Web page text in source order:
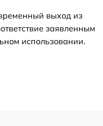
выход из
заявленным
использовании.